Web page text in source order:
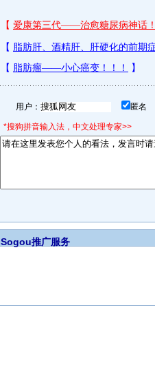
用户： 匿名
*搜狗拼音输入法，中文处理专家>>
Sogou推广服务